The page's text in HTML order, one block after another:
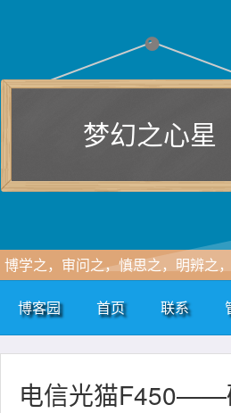
梦幻之心星
博学之，审问之，慎思之，明辨之，
博客园 首页 联系
电信光猫F450——